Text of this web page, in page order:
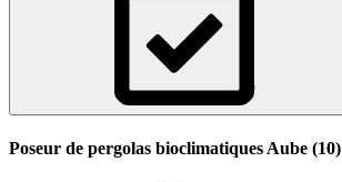
Poseur de pergolas bioclimatiques Aube (10)